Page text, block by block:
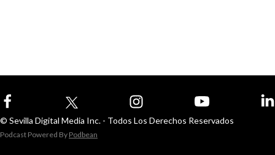
© Sevilla Digital Media Inc. - Todos Los Derechos Reservados
Podcast Powered By Podbean